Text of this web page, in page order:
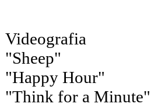
Videografia
"Sheep"
"Happy Hour"
"Think for a Minute"